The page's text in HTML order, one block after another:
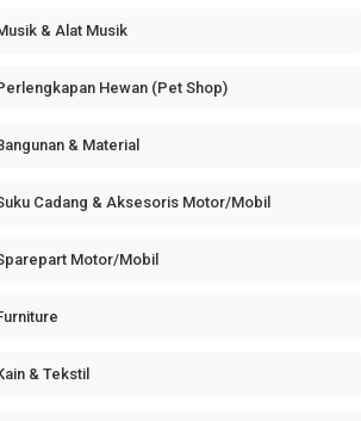
& Alat Musik
Hewan (Pet Shop)
& Material
Cadang & Aksesoris Motor/Mobil
Motor/Mobil
& Tekstil